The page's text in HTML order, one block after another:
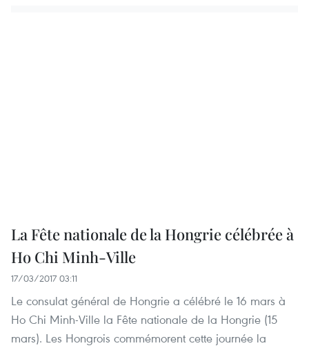
La Fête nationale de la Hongrie célébrée à
Ho Chi Minh-Ville
17/03/2017 03:11
Le consulat général de Hongrie a célébré le 16 mars à
Ho Chi Minh-Ville la Fête nationale de la Hongrie (15
mars). Les Hongrois commémorent cette journée la